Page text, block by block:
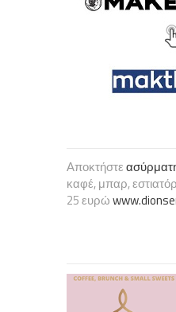
Αποκτήστε
καφέ, μπαρ,
25 ευρώ